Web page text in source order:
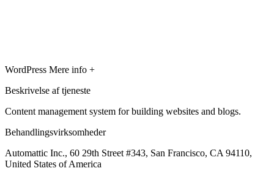
WordPress Mere info +
Beskrivelse af tjeneste
Content management system for building websites and blogs.
Behandlingsvirksomheder
Automattic Inc., 60 29th Street #343, San Francisco, CA 94110,
United States of America